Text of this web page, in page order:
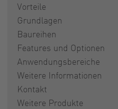
Vorteile
Grundlagen
Baureihen
Features und Optionen
Anwendungsbereiche
Weitere Informationen
Kontakt
Weitere Produkte